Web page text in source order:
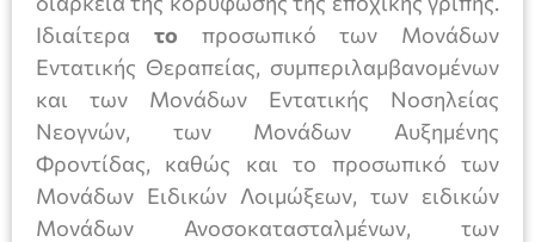
Ιδιαίτερα το προσωπικό των Μονάδων
Εντατικής Θεραπείας, συμπεριλαμβανομένων
και των Μονάδων Εντατικής Νοσηλείας
Νεογνών, των Μονάδων Αυξημένης
Φροντίδας, καθώς και το προσωπικό των
Μονάδων Ειδικών Λοιμώξεων, των ειδικών
Μονάδων Ανοσοκατασταλμένων, των